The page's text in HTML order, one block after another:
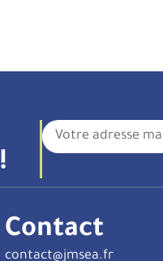
Contact
contact@jmsea.fr